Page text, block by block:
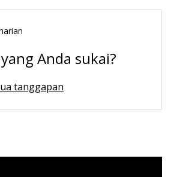
Anda sukai?
tanggapan